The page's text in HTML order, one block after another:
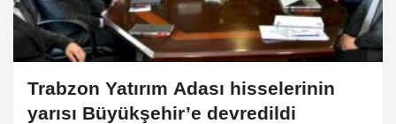
Trabzon Yatırım Adası hisselerinin
yarısı Büyükşehir’e devredildi